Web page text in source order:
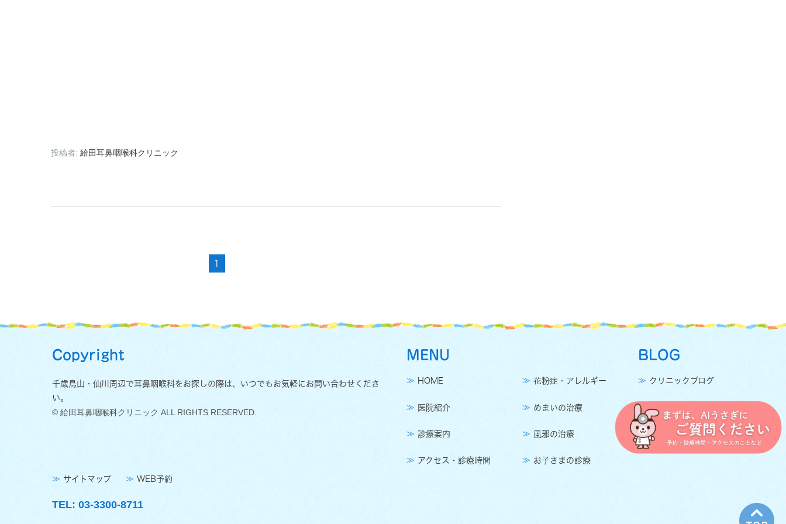
投稿者: 給田耳鼻咽喉科クリニック
1
Copyright
千歳鳥山・仙川周辺で耳鼻咽喉科をお探しの際は、いつでもお気軽にお問い合わせくださ
い。
© 給田耳鼻咽喉科クリニック ALL RIGHTS RESERVED.
サイトマップ WEB予約
TEL: 03-3300-8711
MENU
HOME
医院紹介
診療案内
アクセス・診療時間
花粉症・アレルギー
めまいの治療
風邪の治療
お子さまの診療
BLOG
クリニックブログ